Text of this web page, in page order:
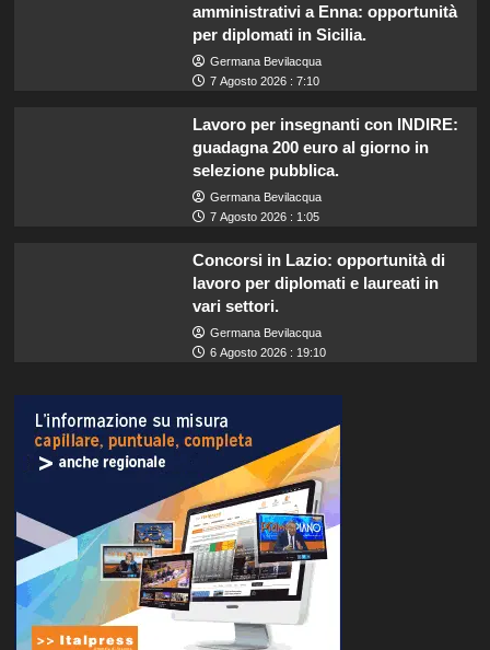
amministrativi a Enna: opportunità
per diplomati in Sicilia.
Germana Bevilacqua
7 Agosto 2026 : 7:10
Lavoro per insegnanti con INDIRE:
guadagna 200 euro al giorno in
selezione pubblica.
Germana Bevilacqua
7 Agosto 2026 : 1:05
Concorsi in Lazio: opportunità di
lavoro per diplomati e laureati in
vari settori.
Germana Bevilacqua
6 Agosto 2026 : 19:10